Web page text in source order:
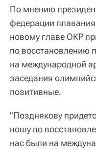
По мнению
федерации
новому главе ОКР
по восстановлению
на международной
заседания
позитивные.
"Позднякову
ношу по
нас были на